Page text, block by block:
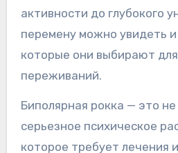
активности до глубокого
перемену можно увидеть и
которые они выбирают
переживаний.
Биполярная рокка — это
серьезное психическое
которое требует лечения